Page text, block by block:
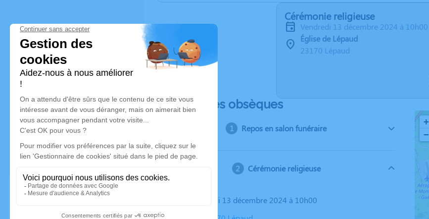
Cérémonie religieuse
vendredi 13 décembre 2024 à 10h00
Église de Lépaud
23170 Lépaud
Déroulé des obsèques
Repos en salon funéraire
Cérémonie religieuse
Le vendredi 13 décembre 2024 à 10h00
+
−